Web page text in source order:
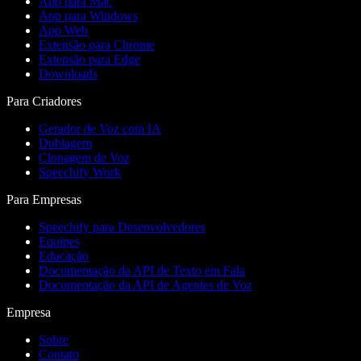
App para Windows
App Web
Extensão para Chrome
Extensão para Edge
Downloads
Para Criadores
Gerador de Voz com IA
Dublagem
Clonagem de Voz
Speechify Work
Para Empresas
Speechify para Desenvolvedores
Equipes
Educação
Documentação da API de Texto em Fala
Documentação da API de Agentes de Voz
Empresa
Sobre
Contato